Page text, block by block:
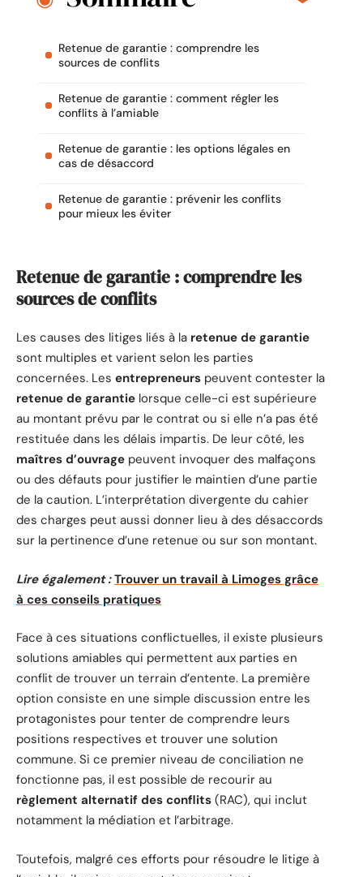
Retenue de garantie : comprendre les
sources de conflits
Retenue de garantie : comment régler les
conflits à l’amiable
Retenue de garantie : les options légales en
cas de désaccord
Retenue de garantie : prévenir les conflits
pour mieux les éviter
Retenue de garantie : comprendre les
sources de conflits
Les causes des litiges liés à la retenue de garantie
sont multiples et varient selon les parties
concernées. Les entrepreneurs peuvent contester la
retenue de garantie lorsque celle-ci est supérieure
au montant prévu par le contrat ou si elle n’a pas été
restituée dans les délais impartis. De leur côté, les
maîtres d’ouvrage peuvent invoquer des malfaçons
ou des défauts pour justifier le maintien d’une partie
de la caution. L’interprétation divergente du cahier
des charges peut aussi donner lieu à des désaccords
sur la pertinence d’une retenue ou sur son montant.
Lire également : Trouver un travail à Limoges grâce
à ces conseils pratiques
Face à ces situations conflictuelles, il existe plusieurs
solutions amiables qui permettent aux parties en
conflit de trouver un terrain d’entente. La première
option consiste en une simple discussion entre les
protagonistes pour tenter de comprendre leurs
positions respectives et trouver une solution
commune. Si ce premier niveau de conciliation ne
fonctionne pas, il est possible de recourir au
règlement alternatif des conflits (RAC), qui inclut
notamment la médiation et l’arbitrage.
Toutefois, malgré ces efforts pour résoudre le litige à